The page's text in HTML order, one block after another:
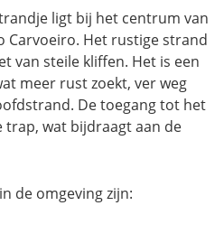
ligt bij het centrum van
Carvoeiro. Het rustige strand
van steile kliffen. Het is een
meer rust zoekt, ver weg
De toegang tot het
trap, wat bijdraagt aan de
de omgeving zijn: